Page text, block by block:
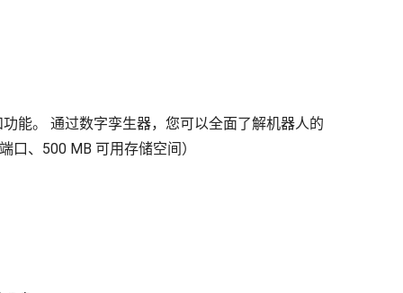
能。 通过数字孪生器，您可以全面了解机器人的
口、500 MB 可用存储空间）